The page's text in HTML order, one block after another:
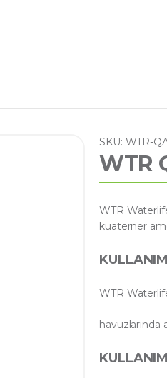
SKU: WTR-
WTR
WTR
kuaterner
WTR
havuzlarında